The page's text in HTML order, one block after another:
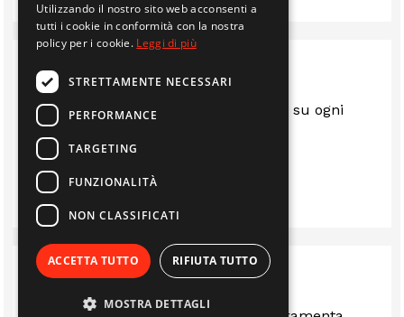
Sempre al top.. gentili e disponibili su ogni
questione
LUIS
Utilizzando il nostro sito web acconsenti a
tutti i cookie in conformità con la nostra
policy per i cookie. Leggi di più
STRETTAMENTE NECESSARI
PERFORMANCE
TARGETING
FUNZIONALITÀ
NON CLASSIFICATI
ACCETTA TUTTO RIFIUTA TUTTO
MOSTRA DETTAGLI